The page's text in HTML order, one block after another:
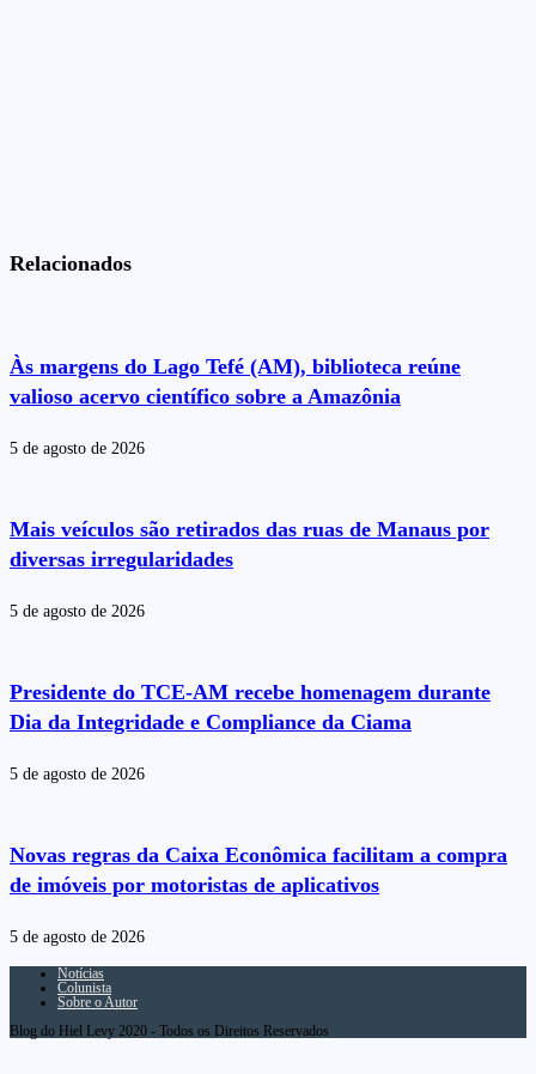
Relacionados
Às margens do Lago Tefé (AM), biblioteca reúne
valioso acervo científico sobre a Amazônia
5 de agosto de 2026
Mais veículos são retirados das ruas de Manaus por
diversas irregularidades
5 de agosto de 2026
Presidente do TCE-AM recebe homenagem durante
Dia da Integridade e Compliance da Ciama
5 de agosto de 2026
Novas regras da Caixa Econômica facilitam a compra
de imóveis por motoristas de aplicativos
5 de agosto de 2026
Notícias
Colunista
Sobre o Autor
Blog do Hiel Levy 2020 - Todos os Direitos Reservados